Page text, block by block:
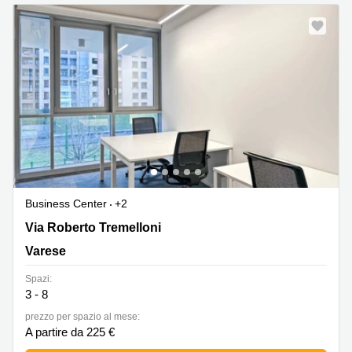
Pescara
Coworking
Brescia
Affitto
Business
Centers
a
Treviso
Affitto
Business
Centers
a Napoli
Uffici
in
affitto
Milano
Affitto
Sale
Meeting
Business Center
+2
Via Roberto Tremelloni 31, Varese
Via Roberto Tremelloni
Varese
Spazi:
3 - 8
prezzo per spazio al mese:
A partire da 225 €